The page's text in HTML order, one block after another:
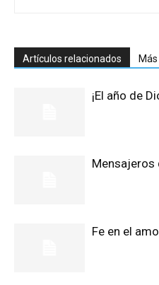
Artículos relacionados
¡El año de
Mensajeros
Fe en el